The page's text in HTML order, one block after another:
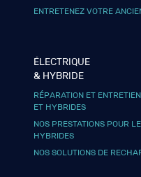
ENTRETENEZ VOTRE
ÉLECTRIQUE
& HYBRIDE
RÉPARATION ET
ET HYBRIDES
NOS PRESTATIONS POUR
HYBRIDES
NOS SOLUTIONS DE